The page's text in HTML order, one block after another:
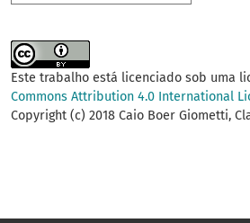
Este trabalho está licenciado sob uma
Commons Attribution 4.0 International
Copyright (c) 2018 Caio Boer Giometti,